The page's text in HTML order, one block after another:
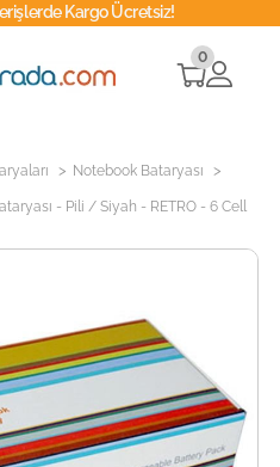
Kargo Ücretsiz!
0
> Notebook Bataryası >
- Pili / Siyah - RETRO - 6 Cell